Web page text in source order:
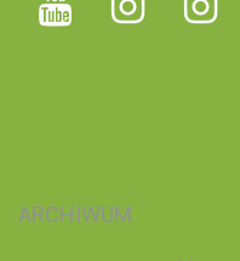
ARCHIWUM